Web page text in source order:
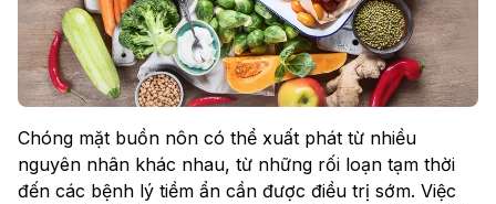
Chóng mặt buồn nôn có thể xuất phát từ nhiều
nguyên nhân khác nhau, từ những rối loạn tạm thời
đến các bệnh lý tiềm ẩn cần được điều trị sớm. Việc